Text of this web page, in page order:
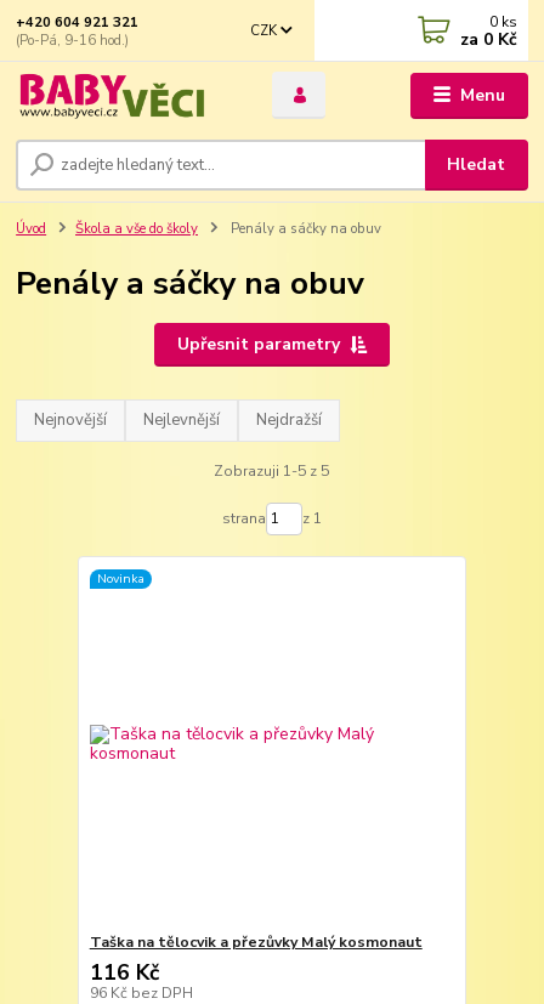
Menu
CZK
Hledat
+420 604 921 321
(Po-Pá, 9-16 hod.)
0 ks
za 0 Kč
Úvod Škola a vše do školy Penály a sáčky na obuv
Penály a sáčky na obuv
Upřesnit parametry
Nejnovější Nejlevnější Nejdražší
Zobrazuji 1-5 z 5
strana z 1
Novinka
Taška na tělocvik a přezůvky Malý kosmonaut
116 Kč
96 Kč bez DPH